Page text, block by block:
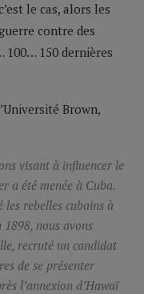
le cas, alors les
contre des
100… 150 dernières
Brown,
visant à influencer le
a été menée à Cuba.
rebelles cubains à
nous avons
recruté un candidat
de se présenter
l’annexion d’Hawaï